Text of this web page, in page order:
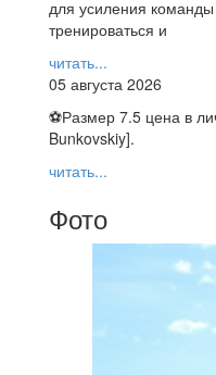
для усиления
тренироваться и
читать...
05 августа 2026
⚽️Размер 7.5 цена в
Bunkovskiy].
читать...
Фото